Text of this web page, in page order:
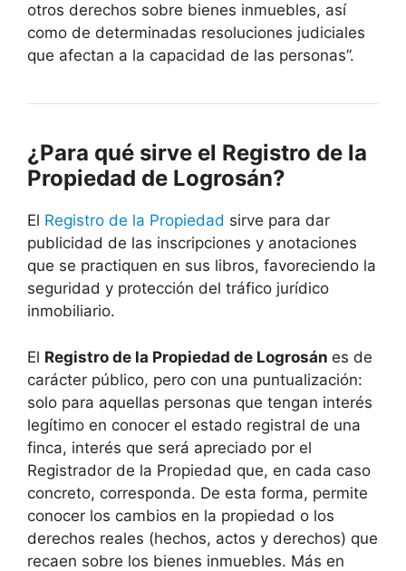
otros derechos sobre bienes inmuebles, así
como de determinadas resoluciones judiciales
que afectan a la capacidad de las personas”.
¿Para qué sirve el Registro de la
Propiedad de Logrosán?
El Registro de la Propiedad sirve para dar
publicidad de las inscripciones y anotaciones
que se practiquen en sus libros, favoreciendo la
seguridad y protección del tráfico jurídico
inmobiliario.
El Registro de la Propiedad de Logrosán es de
carácter público, pero con una puntualización:
solo para aquellas personas que tengan interés
legítimo en conocer el estado registral de una
finca, interés que será apreciado por el
Registrador de la Propiedad que, en cada caso
concreto, corresponda. De esta forma, permite
conocer los cambios en la propiedad o los
derechos reales (hechos, actos y derechos) que
recaen sobre los bienes inmuebles. Más en